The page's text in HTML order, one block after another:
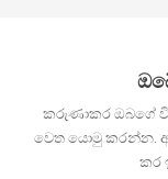
කරුණාකර ඔබගේ
වෙත යොමු කරන්න.
කර